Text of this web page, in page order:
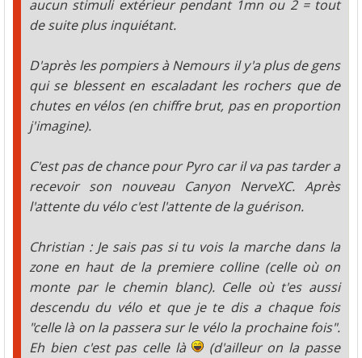
aucun stimuli extérieur pendant 1mn ou 2 = tout
de suite plus inquiétant.
D'après les pompiers à Nemours il y'a plus de gens
qui se blessent en escaladant les rochers que de
chutes en vélos (en chiffre brut, pas en proportion
j'imagine).
C'est pas de chance pour Pyro car il va pas tarder a
recevoir son nouveau Canyon NerveXC. Après
l'attente du vélo c'est l'attente de la guérison.
Christian : Je sais pas si tu vois la marche dans la
zone en haut de la premiere colline (celle où on
monte par le chemin blanc). Celle où t'es aussi
descendu du vélo et que je te dis a chaque fois
"celle là on la passera sur le vélo la prochaine fois".
Eh bien c'est pas celle là
(d'ailleur on la passe